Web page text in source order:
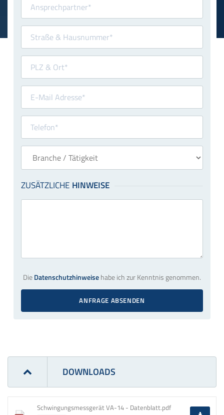
DieDatenschutzhinweisehabe ich zur Kenntnis genommen.
ANFRAGE ABSENDEN
DOWNLOADS
Schwingungsmessgerät VA-14 - Datenblatt.pdf